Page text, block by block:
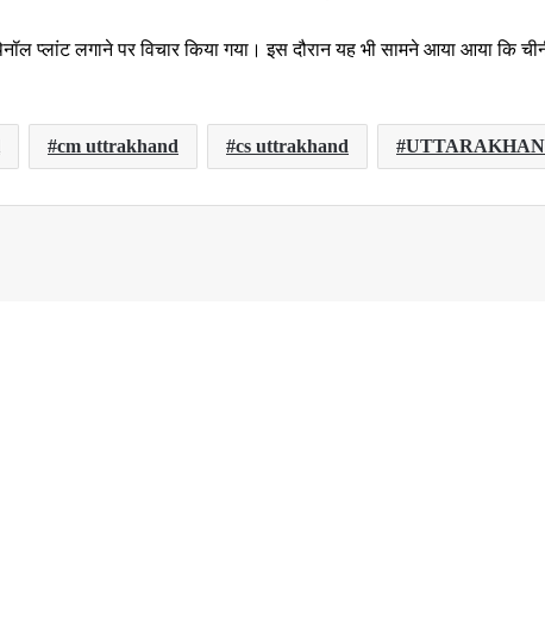
प्लांट लगाने पर विचार किया गया। इस दौरान यह भी सामने आया आया कि
cm uttrakhand cs uttrakhand